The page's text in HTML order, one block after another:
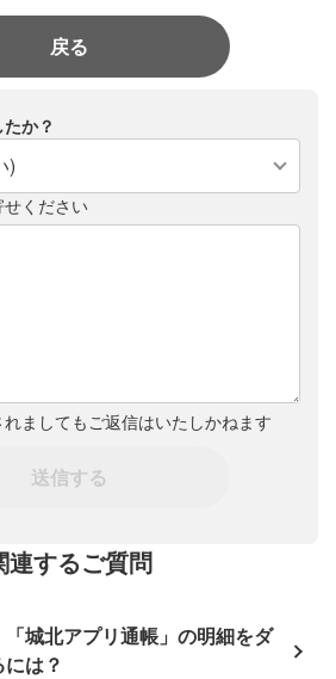
戻る
か？
)
ください
ましてもご返信はいたしかねます
送信する
連するご質問
「城北アプリ通帳」の明細をダ
は？